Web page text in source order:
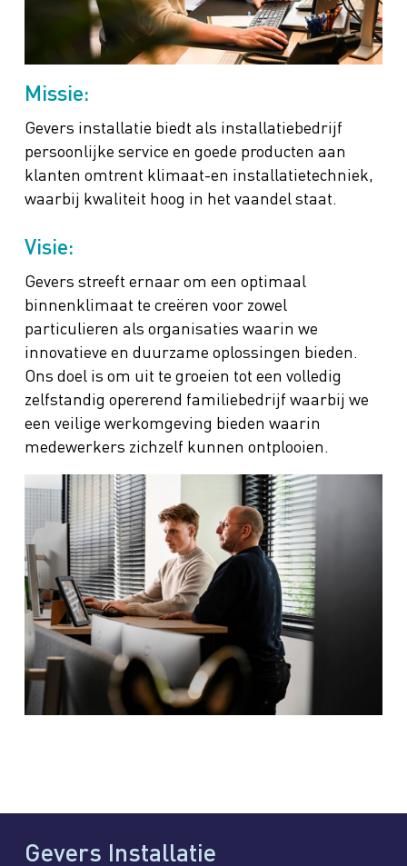
Missie:
Gevers installatie biedt als installatiebedrijf
persoonlijke service en goede producten aan
klanten omtrent klimaat-en installatietechniek,
waarbij kwaliteit hoog in het vaandel staat.
Visie:
Gevers streeft ernaar om een optimaal
binnenklimaat te creëren voor zowel
particulieren als organisaties waarin we
innovatieve en duurzame oplossingen bieden.
Ons doel is om uit te groeien tot een volledig
zelfstandig opererend familiebedrijf waarbij we
een veilige werkomgeving bieden waarin
medewerkers zichzelf kunnen ontplooien.
Gevers Installatie